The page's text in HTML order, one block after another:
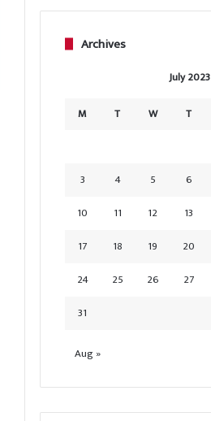
Archives
July 2023
M T W T
3
4 5 6
10
11 12 13
17
18 19 20
24
25 26 27
31
Aug »